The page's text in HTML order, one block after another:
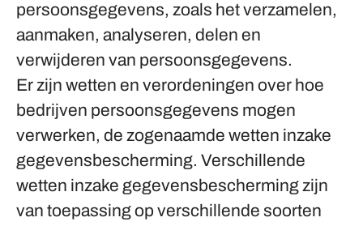
persoonsgegevens, zoals het verzamelen,
aanmaken, analyseren, delen en
verwijderen van persoonsgegevens.
Er zijn wetten en verordeningen over hoe
bedrijven persoonsgegevens mogen
verwerken, de zogenaamde wetten inzake
gegevensbescherming. Verschillende
wetten inzake gegevensbescherming zijn
van toepassing op verschillende soorten